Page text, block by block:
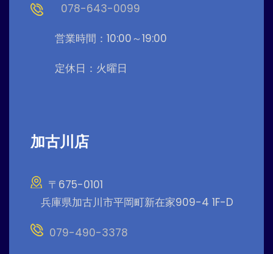
078-643-0099
営業時間：10:00～19:00
定休日：火曜日
加古川店
〒675-0101
兵庫県加古川市平岡町新在家909-4 1F-D
079-490-3378